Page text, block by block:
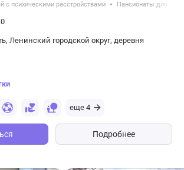
с психическими расстройствами Пансионаты для
Ленинский городской округ, деревня
еще 4
Подробнее